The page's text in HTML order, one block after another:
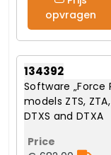
opvragen
134392
Software „Force
models ZTS,
DTXS and DTXA